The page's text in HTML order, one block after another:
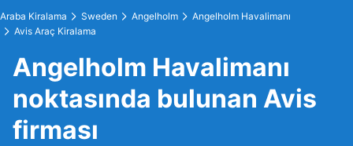
Araba Kiralama Sweden Angelholm
Angelholm Havalimanı
Avis Araç Kiralama
Angelholm Havalimanı
noktasında bulunan Avis
firması